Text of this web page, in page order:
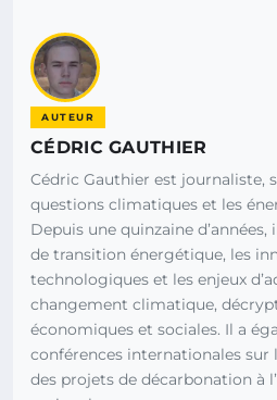
AUTEUR
CÉDRIC GAUTHIER
Cédric Gauthier est journaliste,
questions climatiques et les
Depuis une quinzaine
de transition énergétique, les
technologiques et les enjeux
changement climatique,
économiques et sociales. Il a
conférences internationales
des projets de décarbonation à